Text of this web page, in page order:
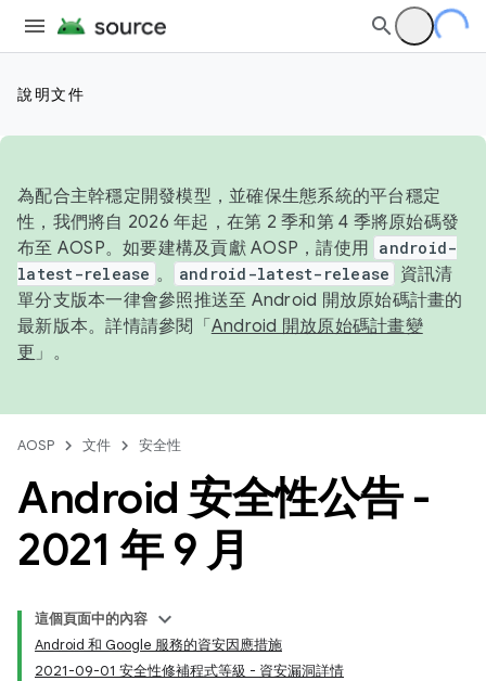
說明文件
為配合主幹穩定開發模型，並確保生態系統的平台穩定
性，我們將自 2026 年起，在第 2 季和第 4 季將原始碼發
布至 AOSP。如要建構及貢獻 AOSP，請使用 android-
latest-release 。 android-latest-release
資訊清
單分支版本一律會參照推送至 Android 開放原始碼計畫的
最新版本。詳情請參閱「 Android 開放原始碼計畫變
更 」。
AOSP 文件 安全性
Android 安全性公告 -
2021 年 9 月
這個頁面中的內容
Android 和 Google 服務的資安因應措施
2021-09-01 安全性修補程式等級 - 資安漏洞詳情